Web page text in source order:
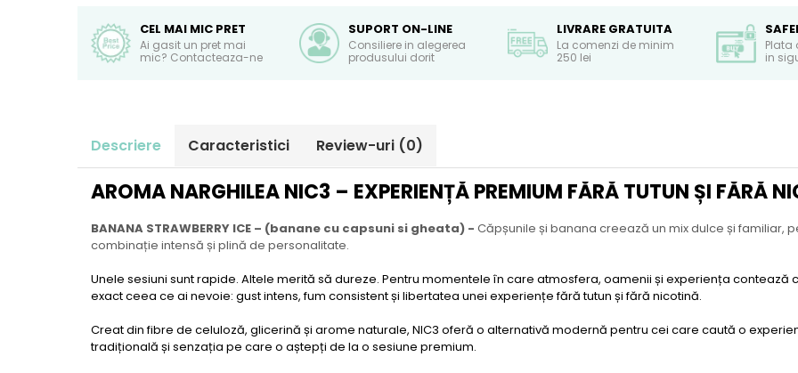
CEL MAI MIC PRET
Ai gasit un pret mai
mic? Contacteaza-ne
SUPORT ON-LINE
Consiliere in alegerea
produsului dorit
LIVRARE GRATUITA
La comenzi de minim
250 lei
Plata
in
Descriere Caracteristici Review-uri (0)
AROMA NARGHILEA NIC3 – EXPERIENȚĂ PREMIUM FĂRĂ TUTUN ȘI FĂRĂ
BANANA STRAWBERRY ICE – (banane cu capsuni si gheata) - Căpșunile și banana creează un mix dulce și familiar,
combinație intensă și plină de personalitate.
Unele sesiuni sunt rapide. Altele merită să dureze. Pentru momentele în care atmosfera, oamenii și experiența contează
exact ceea ce ai nevoie: gust intens, fum consistent și libertatea unei experiențe fără tutun și fără nicotină.
Creat din fibre de celuloză, glicerină și arome naturale, NIC3 oferă o alternativă modernă pentru cei care caută o
tradițională și senzația pe care o aștepți de la o sesiune premium.